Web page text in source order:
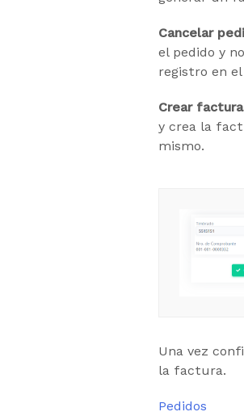
Cancelar
el pedido y
registro en
Crear
y crea la
mismo.
Una vez
la factura.
Etiquetas
Pedidos